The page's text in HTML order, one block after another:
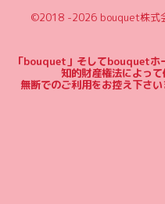
©2018 -2026 bouquet株式
「bouquet」そしてbouquetホ
知的財産権法によって
無断でのご利用をお控え下さ